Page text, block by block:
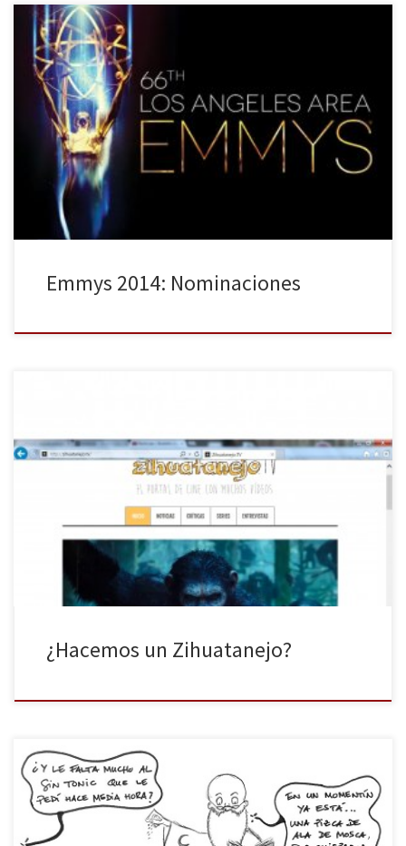
Los premios Emmy, encargados de destacar lo mejor de la
televisión en la temporada televisiva se entregarán el próximo 25
de Agosto en Los Ángeles. Hace unas semanas conocimos a las
series nominadas, con Juego De Tronos a la cabeza con 19
nominaciones, seguida de cerca por Fargo con 18 […]
Emmys 2014: Nominaciones
Hace ya más de siete meses que anda circulando por la red el
termino Zihuatanejo.Tv. No tienes perdón si todavía no te has
pasado por este canal de vídeos donde lo que se pretende es
entretenerse entreteniendo. ¿Quieres formar parte de los
zihuatanejos? Únete a nosotros. ¿Qué es hacer un […]
¿Hacemos un Zihuatanejo?
Hay leyendas de personas que han envejecido esperando a que
les sirvieran su gin-tonic; hay quien habla de cócteles más